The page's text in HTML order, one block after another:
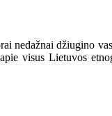
nedažnai džiugino
visus Lietuvos